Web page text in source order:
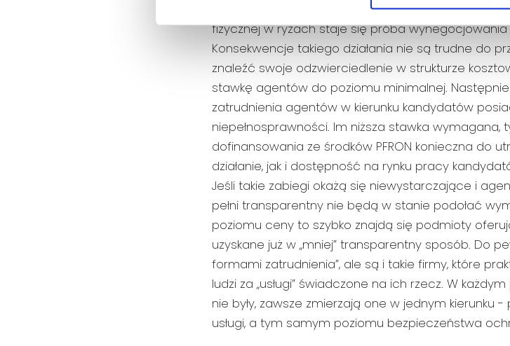
Jak wspomniano, najczęstszym sposobem na
fizycznej w ryzach staje się próba wynegocjowania
Konsekwencje takiego działania nie są trudne do
znaleźć swoje odzwierciedlenie w strukturze
stawkę agentów do poziomu minimalnej.
zatrudnienia agentów w kierunku kandydatów
niepełnosprawności. Im niższa stawka wymagana,
dofinansowania ze środków PFRON konieczna do
działanie, jak i dostępność na rynku pracy
Jeśli takie zabiegi okażą się niewystarczające i
pełni transparentny nie będą w stanie podołać
poziomu ceny to szybko znajdą się podmioty
uzyskane już w „mniej” transparentny sposób. Do
formami zatrudnienia”, ale są i takie firmy, które
ludzi za „usługi” świadczone na ich rzecz. W
nie były, zawsze zmierzają one w jednym kierunku
usługi, a tym samym poziomu bezpieczeństwa